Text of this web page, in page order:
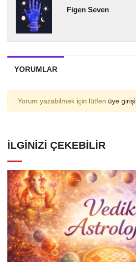
Figen Seven
YORUMLAR
Yorum yazabilmek için lütfen üye girişi
İLGINIZI ÇEKEBILIR